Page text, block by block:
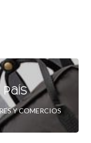
Y COMERCIOS